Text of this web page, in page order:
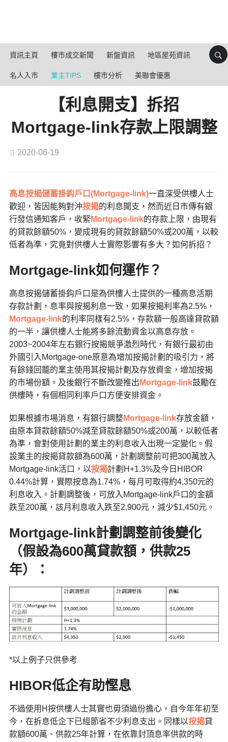
資訊主頁 樓市成交新聞 新盤資訊 地區屋苑資訊
名人入市 業主TIPS 樓市分析 美聯會優惠
【利息開支】拆招
Mortgage-link存款上限調整
2020-06-19
高息按揭儲蓄掛鈎戶口(Mortgage-link)一直深受供樓人士
歡迎，皆因能夠對沖按揭的利息開支，然而近日市傳有銀
行發信通知客戶，收緊 Mortgage-link的存款上限，由現有
的貸款餘額50%，變成現有的貸款餘額50%或200萬，以較
低者為準，究竟對供樓人士實際影響有多大？如何拆招？
Mortgage-link如何運作？
高息按揭儲蓄掛鈎戶口是為供樓人士提供的一種高息活期
存款計劃，息率與按揭利息一致，如果按揭利率為2.5%，
Mortgage-link的利率同樣有2.5%，存款額一般高達貸款額
的一半，讓供樓人士能將多餘流動資金以高息存放。
2003~2004年左右銀行按揭競爭激烈時代，有銀行最初由
外國引入Mortgage-one原意為增加按揭計劃的吸引力，將
有餘錢回籠的業主使用其按揭計劃及存放資金，增加按揭
的市場份額。及後銀行不斷改變推出 Mortgage-link鼓勵在
供樓時，有個相同利率戶口方便安排資金。
如果根據市場消息，有銀行調整Mortgage-link存放金額，
由原本貸款餘額50%減至貸款餘額50%或200萬，以較低者
為準，會對使用計劃的業主的利息收入出現一定變化。假
設業主的按揭貸款額為600萬，計劃調整前可把300萬放入
Mortgage-link活口，以按揭計劃H+1.3%及今日HIBOR
0.44%計算，實際按息為1.74%，每月可取得約4,350元的
利息收入。計劃調整後，可放入Mortgage-link戶口的金額
跌至200萬，該月利息收入跌至2,900元，減少$1,450元。
Mortgage-link計劃調整前後變化
（假設為600萬貸款額，供款25
年）：
*以上例子只供參考
HIBOR低企有助慳息
不過使用H按供樓人士其實也毋須過份擔心，自今年年初至
今，在拆息低企下已經節省不少利息支出。同樣以按揭貸
款額600萬、供款25年計算，在依靠封頂息率供款的時